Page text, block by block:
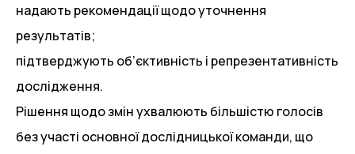
надають рекомендації щодо уточнення
результатів;
підтверджують об’єктивність і репрезентативність
дослідження.
Рішення щодо змін ухвалюють більшістю голосів
без участі основної дослідницької команди, що